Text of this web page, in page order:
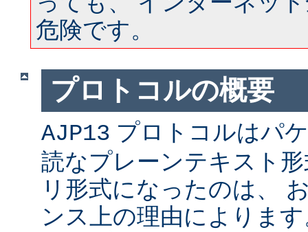
危険です。
プロトコルの概要
AJP13 プロトコルはパ
読なプレーンテキスト
リ形式になったのは、
ンス上の理由によりま